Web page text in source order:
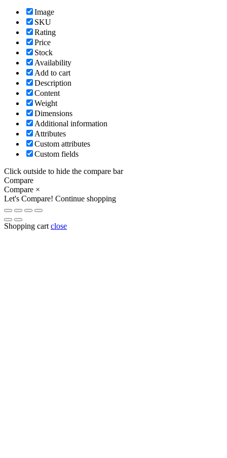
Image
SKU
Rating
Price
Stock
Availability
Add to cart
Description
Content
Weight
Dimensions
Additional information
Attributes
Custom attributes
Custom fields
Click outside to hide the compare bar
Compare
Compare ×
Let's Compare! Continue shopping
Shopping cart close